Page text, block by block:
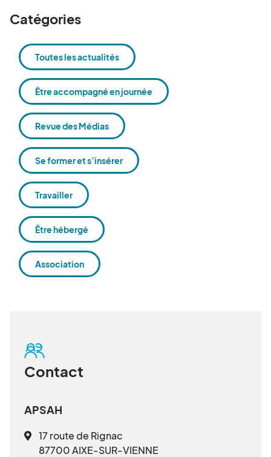
Catégories
Toutes les actualités
Être accompagné en journée
Revue des Médias
Se former et s’insérer
Travailler
Être hébergé
Association
Contact
APSAH
17 route de Rignac
87700 AIXE-SUR-VIENNE